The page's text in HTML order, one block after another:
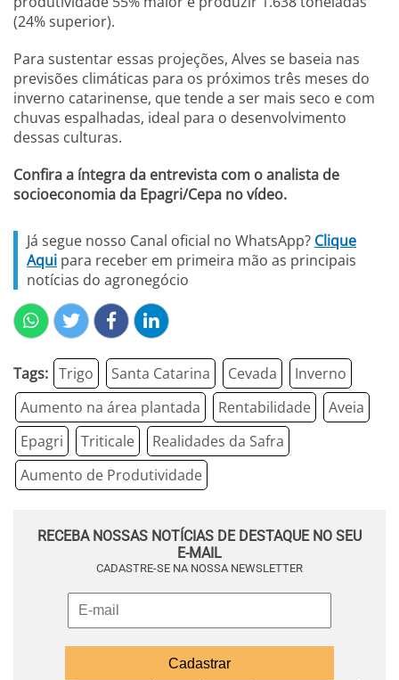
(24% superior).
Para sustentar essas projeções, Alves se baseia nas
previsões climáticas para os próximos três meses do
inverno catarinense, que tende a ser mais seco e com
chuvas espalhadas, ideal para o desenvolvimento
dessas culturas.
Confira a íntegra da entrevista com o analista de
socioeconomia da Epagri/Cepa no vídeo.
Já segue nosso Canal oficial no WhatsApp? Clique
Aqui para receber em primeira mão as principais
notícias do agronegócio
Tags: Trigo Santa Catarina Cevada
Inverno
Aumento na área plantada
Rentabilidade
Aveia
Epagri
Triticale
Realidades da Safra
Aumento de Produtividade
RECEBA NOSSAS NOTÍCIAS DE DESTAQUE NO SEU
E-MAIL
CADASTRE-SE NA NOSSA NEWSLETTER